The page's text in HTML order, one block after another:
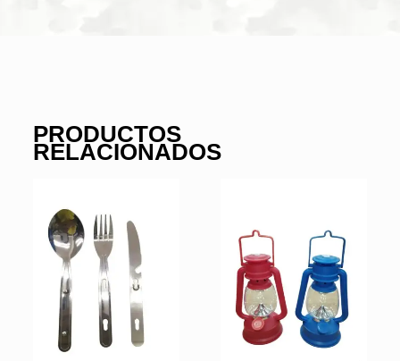
PRODUCTOS
RELACIONADOS